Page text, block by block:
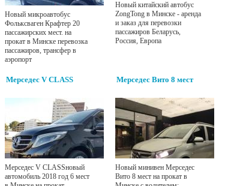
Новый микроавтобус
Фольксваген Крафтер 20
пассажирских мест. на
прокат в Минске перевозка
пассажиров, трансфер в
аэропорт
Новый китайский автобус
ZongTong в Минске - аренда
и заказ для перевозки
пассажиров Беларусь,
Россия, Европа
Мерседес V CLASS
Мерседес V CLASSновый
автомобиль 2018 год 6 мест
Мерседес Вито 8 мест
Новый минивен Мерседес
Вито 8 мест на прокат в